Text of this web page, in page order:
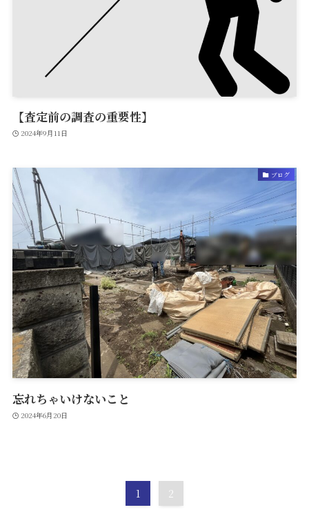
【査定前の調査の重要性】
2024年9月11日
ブログ
忘れちゃいけないこと
2024年6月20日
1 2